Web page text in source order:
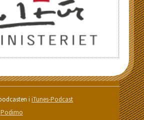
iiTunes-Podcast
Podimo